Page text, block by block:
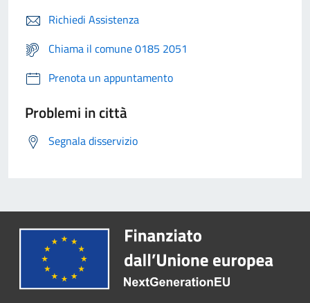
Richiedi Assistenza
Chiama il comune 0185 2051
Prenota un appuntamento
Problemi in città
Segnala disservizio